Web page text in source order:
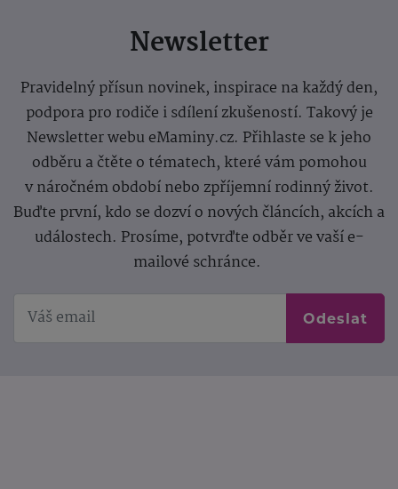
Newsletter
Pravidelný přísun novinek, inspirace na každý den,
podpora pro rodiče i sdílení zkušeností. Takový je
Newsletter webu eMaminy.cz. Přihlaste se k jeho
odběru a čtěte o tématech, které vám pomohou
v náročném období nebo zpříjemní rodinný život.
Buďte první, kdo se dozví o nových článcích, akcích a
událostech. Prosíme, potvrďte odběr ve vaší e-
mailové schránce.
Odeslat